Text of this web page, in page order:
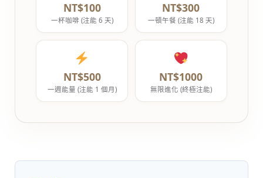
NT$100
一杯咖啡 (注能 6 天)
NT$300
一頓午餐 (注能 18 天)
NT$500
一週能量 (注能 1 個月)
NT$1000
無限進化 (終極注能)